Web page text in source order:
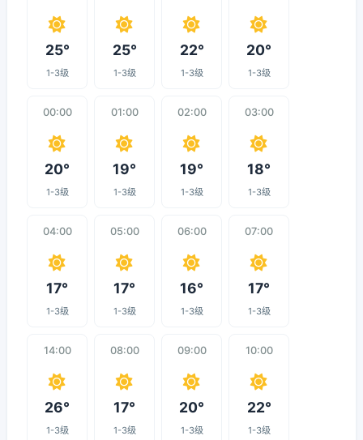
25°
1-3级
25°
1-3级
22°
1-3级
20°
1-3级
00:00
20°
1-3级
01:00
19°
1-3级
02:00
19°
1-3级
03:00
18°
1-3级
04:00
17°
1-3级
05:00
17°
1-3级
06:00
16°
1-3级
07:00
17°
1-3级
14:00
26°
1-3级
08:00
17°
1-3级
09:00
20°
1-3级
10:00
22°
1-3级